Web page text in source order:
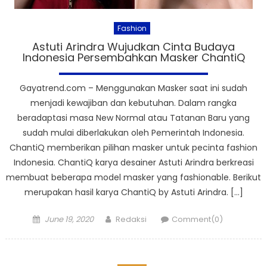
Fashion
Astuti Arindra Wujudkan Cinta Budaya
Indonesia Persembahkan Masker ChantiQ
Gayatrend.com – Menggunakan Masker saat ini sudah
menjadi kewajiban dan kebutuhan. Dalam rangka
beradaptasi masa New Normal atau Tatanan Baru yang
sudah mulai diberlakukan oleh Pemerintah Indonesia.
ChantiQ memberikan pilihan masker untuk pecinta fashion
Indonesia. ChantiQ karya desainer Astuti Arindra berkreasi
membuat beberapa model masker yang fashionable. Berikut
merupakan hasil karya ChantiQ by Astuti Arindra. […]
Posted
June 19, 2020 Author
Redaksi Comment(0)